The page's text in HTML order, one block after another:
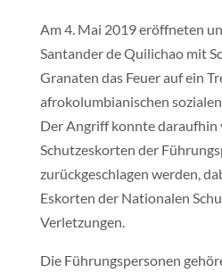
Am 4. Mai 2019 eröffneten
Santander de Quilichao mit
Granaten das Feuer auf ein
afrokolumbianischen
Der Angriff konnte daraufhin
Schutzeskorten der
zurückgeschlagen werden,
Eskorten der Nationalen
Verletzungen.
Die Führungspersonen